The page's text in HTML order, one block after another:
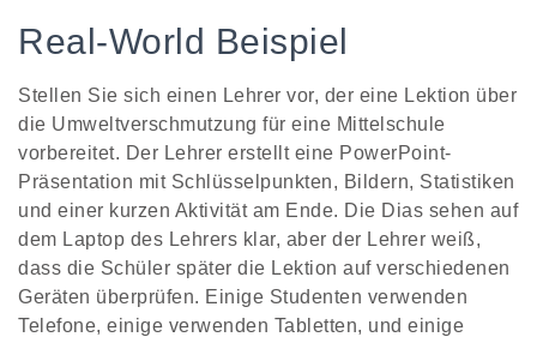
Real-World Beispiel
Stellen Sie sich einen Lehrer vor, der eine Lektion über
die Umweltverschmutzung für eine Mittelschule
vorbereitet. Der Lehrer erstellt eine PowerPoint-
Präsentation mit Schlüsselpunkten, Bildern, Statistiken
und einer kurzen Aktivität am Ende. Die Dias sehen auf
dem Laptop des Lehrers klar, aber der Lehrer weiß,
dass die Schüler später die Lektion auf verschiedenen
Geräten überprüfen. Einige Studenten verwenden
Telefone, einige verwenden Tabletten, und einige